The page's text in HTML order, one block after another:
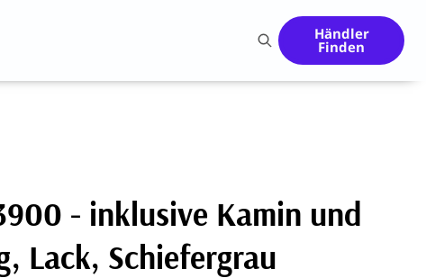
Händler
Finden
- inklusive Kamin und
Lack, Schiefergrau